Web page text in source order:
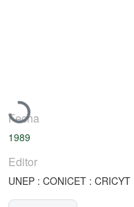
Cargando...
Fecha
1989
Editor
UNEP : CONICET : CRICYT